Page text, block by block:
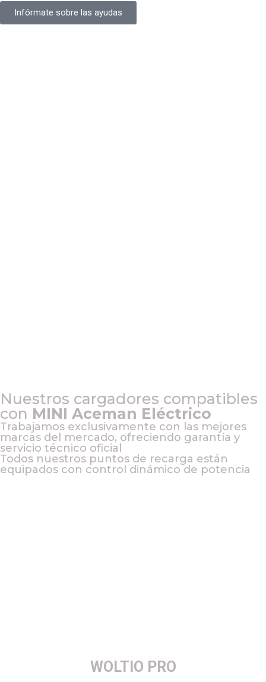
Infórmate sobre las ayudas
Nuestros cargadores compatibles
con MINI Aceman Eléctrico
Trabajamos exclusivamente con las mejores
marcas del mercado, ofreciendo garantía y
servicio técnico oficial
Todos nuestros puntos de recarga están
equipados con control dinámico de potencia
WOLTIO PRO